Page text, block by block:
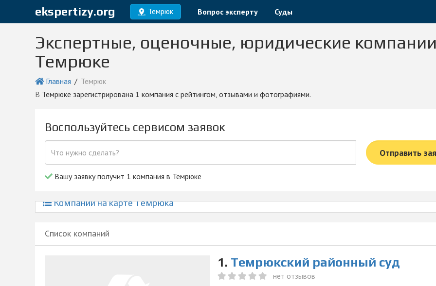
ekspertizy.org Темрюк Вопрос эксперту Суды
Экспертные, оценочные, юридические
Темрюке
Главная
Темрюк
в Темрюке зарегистрирована 1 компания с рейтингом, отзывами и фотографиями.
Воспользуйтесь сервисом заявок
Отправить
Вашу заявку получит 1 компания в Темрюке
Компании на карте Темрюка
Список компаний
1. Темрюкский районный суд
нет отзывов